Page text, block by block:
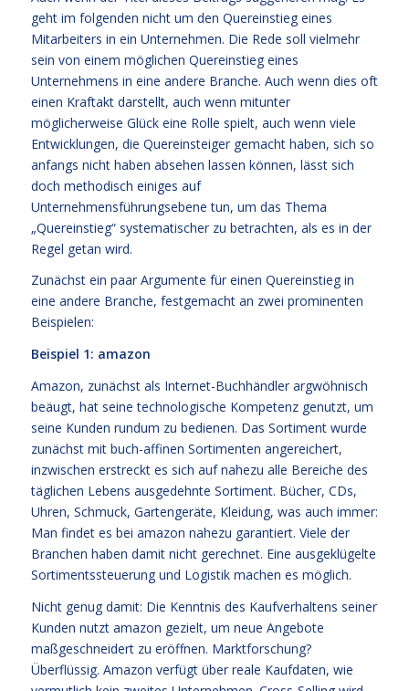
geht im folgenden nicht um den Quereinstieg eines
Mitarbeiters in ein Unternehmen. Die Rede soll vielmehr
sein von einem möglichen Quereinstieg eines
Unternehmens in eine andere Branche. Auch wenn dies oft
einen Kraftakt darstellt, auch wenn mitunter
möglicherweise Glück eine Rolle spielt, auch wenn viele
Entwicklungen, die Quereinsteiger gemacht haben, sich so
anfangs nicht haben absehen lassen können, lässt sich
doch methodisch einiges auf
Unternehmensführungsebene tun, um das Thema
„Quereinstieg“ systematischer zu betrachten, als es in der
Regel getan wird.
Zunächst ein paar Argumente für einen Quereinstieg in
eine andere Branche, festgemacht an zwei prominenten
Beispielen:
Beispiel 1: amazon
Amazon, zunächst als Internet-Buchhändler argwöhnisch
beäugt, hat seine technologische Kompetenz genutzt, um
seine Kunden rundum zu bedienen. Das Sortiment wurde
zunächst mit buch-affinen Sortimenten angereichert,
inzwischen erstreckt es sich auf nahezu alle Bereiche des
täglichen Lebens ausgedehnte Sortiment. Bücher, CDs,
Uhren, Schmuck, Gartengeräte, Kleidung, was auch immer:
Man findet es bei amazon nahezu garantiert. Viele der
Branchen haben damit nicht gerechnet. Eine ausgeklügelte
Sortimentssteuerung und Logistik machen es möglich.
Nicht genug damit: Die Kenntnis des Kaufverhaltens seiner
Kunden nutzt amazon gezielt, um neue Angebote
maßgeschneidert zu eröffnen. Marktforschung?
Überflüssig. Amazon verfügt über reale Kaufdaten, wie